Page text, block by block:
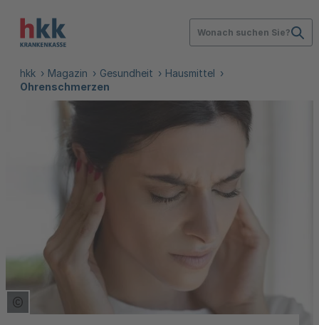
Wonach suchen Sie?
hkk Magazin Gesundheit
Hausmittel
Ohrenschmerzen
Copyright Tooltip öffnen